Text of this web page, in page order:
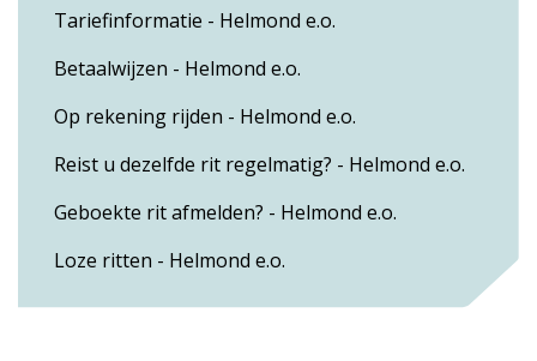
Tariefinformatie - Helmond e.o.
Betaalwijzen - Helmond e.o.
Op rekening rijden - Helmond e.o.
Reist u dezelfde rit regelmatig? - Helmond e.o.
Geboekte rit afmelden? - Helmond e.o.
Loze ritten - Helmond e.o.